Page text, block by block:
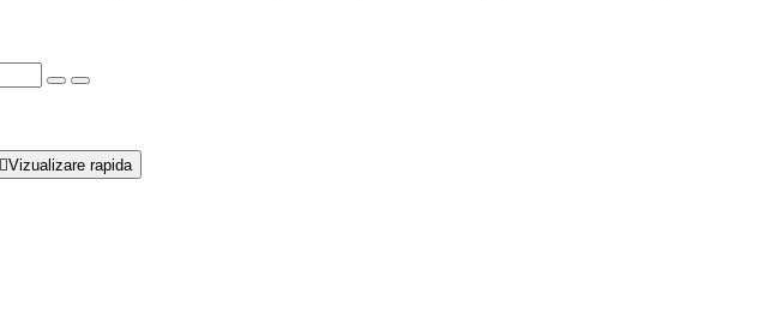
Vizualizare rapida